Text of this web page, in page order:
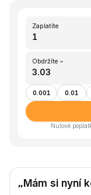
Zaplatíte
Obdržíte ~
0.001 0.01
Nulové
„Mám si nyní